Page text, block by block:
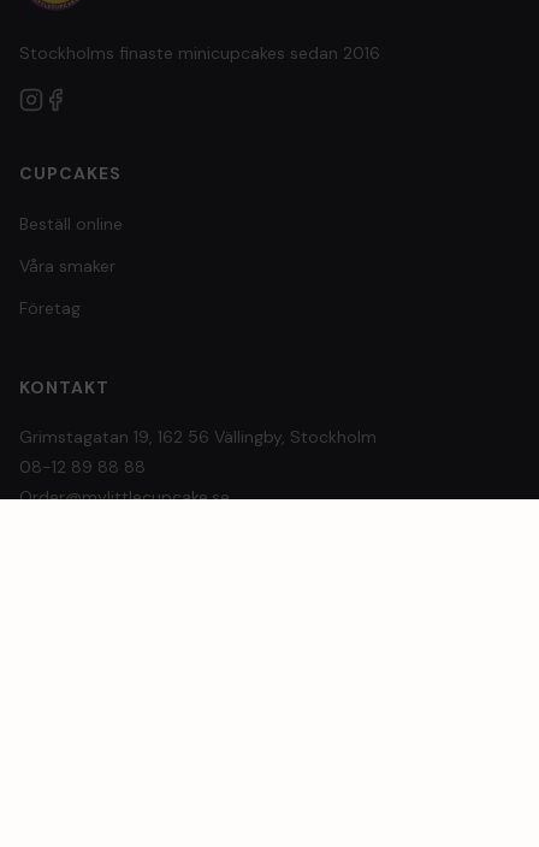
Stockholms finaste minicupcakes sedan 2016
CUPCAKES
Beställ online
Våra smaker
Företag
KONTAKT
Grimstagatan 19, 162 56 Vällingby, Stockholm
08-12 89 88 88
Order@mylittlecupcake.se